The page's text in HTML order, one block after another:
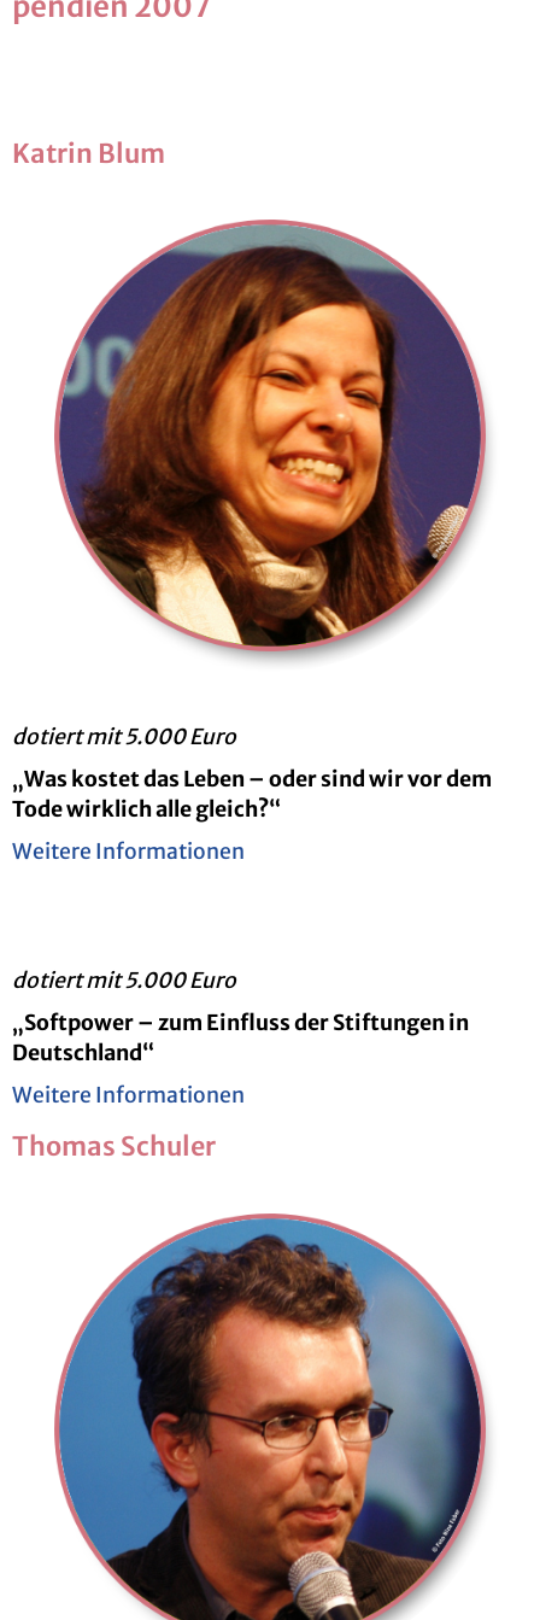
Kat­rin Blum
do­tiert mit 5.000 Euro
„Was kos­tet das Leben – oder sind wir vor dem
Tode wirk­lich alle gleich?“
Wei­te­re In­for­ma­tio­nen
do­tiert mit 5.000 Euro
„Soft­power – zum Ein­fluss der Stif­tun­gen in
Deutsch­land“
Wei­te­re In­for­ma­tio­nen
Tho­mas Schuler